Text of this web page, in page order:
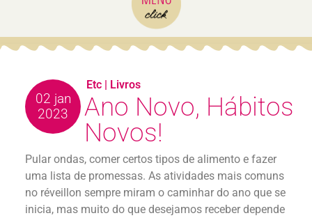
02 jan
2023
Ano Novo, Hábitos
Novos!
Pular ondas, comer certos tipos de alimento e fazer
uma lista de promessas. As atividades mais comuns
no réveillon sempre miram o caminhar do ano que se
inicia, mas muito do que desejamos receber depende
Etc | Livros